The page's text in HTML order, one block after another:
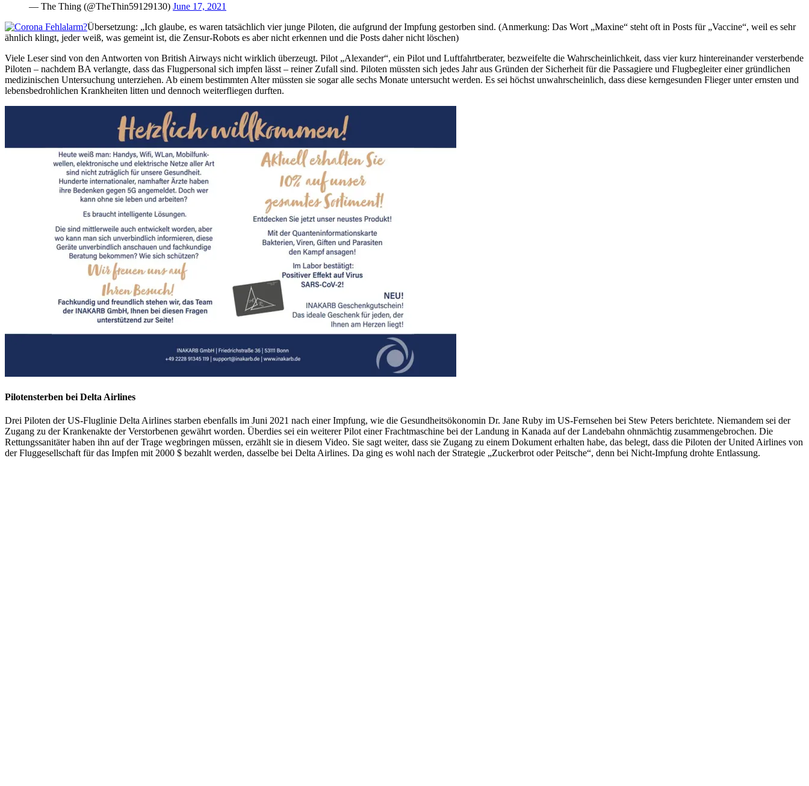
— The Thing (@TheThin59129130) June 17, 2021
Übersetzung: „Ich glaube, es waren tatsächlich vier junge Piloten, die aufgrund der Impfung gestorben sind. (Anmerkung: Das Wort „Maxine“ steht oft in Posts für „Vaccine“, weil es sehr
ähnlich klingt, jeder weiß, was gemeint ist, die Zensur-Robots es aber nicht erkennen und die Posts daher nicht löschen)
Viele Leser sind von den Antworten von British Airways nicht wirklich überzeugt. Pilot „Alexander“, ein Pilot und Luftfahrtberater, bezweifelte die Wahrscheinlichkeit, dass vier kurz hintereinander versterbende
Piloten – nachdem BA verlangte, dass das Flugpersonal sich impfen lässt – reiner Zufall sind. Piloten müssten sich jedes Jahr aus Gründen der Sicherheit für die Passagiere und Flugbegleiter einer gründlichen
medizinischen Untersuchung unterziehen. Ab einem bestimmten Alter müssten sie sogar alle sechs Monate untersucht werden. Es sei höchst unwahrscheinlich, dass diese kerngesunden Flieger unter ernsten und
lebensbedrohlichen Krankheiten litten und dennoch weiterfliegen durften.
Pilotensterben bei Delta Airlines
Drei Piloten der US-Fluglinie Delta Airlines starben ebenfalls im Juni 2021 nach einer Impfung, wie die Gesundheitsökonomin Dr. Jane Ruby im US-Fernsehen bei Stew Peters berichtete. Niemandem sei der
Zugang zu der Krankenakte der Verstorbenen gewährt worden. Überdies sei ein weiterer Pilot einer Frachtmaschine bei der Landung in Kanada auf der Landebahn ohnmächtig zusammengebrochen. Die
Rettungssanitäter haben ihn auf der Trage wegbringen müssen, erzählt sie in diesem Video. Sie sagt weiter, dass sie Zugang zu einem Dokument erhalten habe, das belegt, dass die Piloten der United Airlines von
der Fluggesellschaft für das Impfen mit 2000 $ bezahlt werden, dasselbe bei Delta Airlines. Da ging es wohl nach der Strategie „Zuckerbrot oder Peitsche“, denn bei Nicht-Impfung drohte Entlassung.